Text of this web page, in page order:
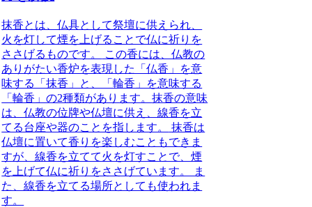
抹香とは、仏具として祭壇に供えられ、
火を灯して煙を上げることで仏に祈りを
ささげるものです。
この香には、仏教の
ありがたい香炉を表現した「仏香」を意
味する「抹香」と、「輪香」を意味する
「輪香」の2種類があります。抹香の意味
は、仏教の位牌や仏壇に供え、線香を立
てる台座や器のことを指します。
抹香は
仏壇に置いて香りを楽しむこともできま
すが、線香を立てて火を灯すことで、煙
を上げて仏に祈りをささげています。 ま
た、線香を立てる場所としても使われま
す。